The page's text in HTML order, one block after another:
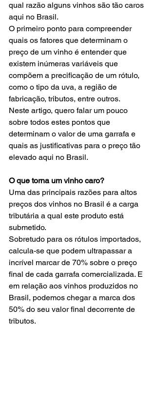
qual razão alguns vinhos são tão caros
aqui no Brasil.
O primeiro ponto para compreender
quais os fatores que determinam o
preço de um vinho é entender que
existem inúmeras variáveis que
compõem a precificação de um rótulo,
como o tipo da uva, a região de
fabricação, tributos, entre outros.
Neste artigo, quero falar um pouco
sobre todos estes pontos que
determinam o valor de uma garrafa e
quais as justificativas para o preço tão
elevado aqui no Brasil.
O que torna um vinho caro?
Uma das principais razões para altos
preços dos vinhos no Brasil é a carga
tributária a qual este produto está
submetido.
Sobretudo para os rótulos importados,
calcula-se que podem ultrapassar a
incrível marcar de 70% sobre o preço
final de cada garrafa comercializada. E
em relação aos vinhos produzidos no
Brasil, podemos chegar a marca dos
50% do seu valor final decorrente de
tributos.